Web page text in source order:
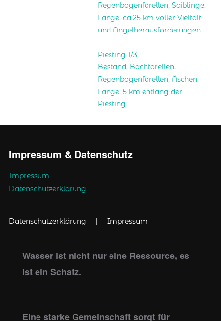
Regenbogenforellen, Saiblinge.
Länge: ca.25 km voller Vielfalt
und Angelherausforderungen.
Piesting I/3
Bestand: Bachforellen,
Regenbogenforellen, Äschen.
Länge: 5 km entlang der
Piesting
Impressum & Datenschutz
Impressum
Datenschutzerklärung
Datenschutzerklärung | Impressum
Wasser ist nicht nur eine Ressource, es
ist ein Schatz.
Eine starke Gemeinschaft sorgt für